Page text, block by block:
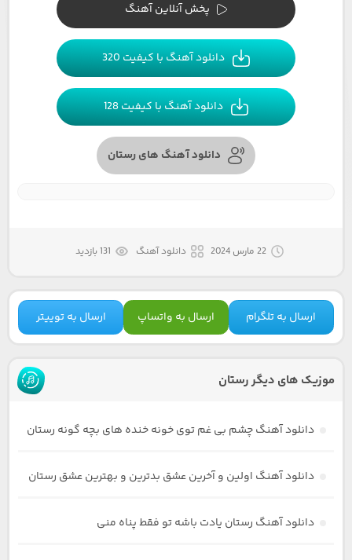
پخش آنلاین آهنگ
دانلود آهنگ با کیفیت 320
دانلود آهنگ با کیفیت 128
دانلود آهنگ های رستان
22 مارس 2024 دانلود آهنگ 131 بازدید
ارسال به تلگرام ارسال به واتساپ ارسال به توییتر
موزیک های دیگر رستان
دانلود آهنگ چشم بی غم توی خونه خنده های بچه گونه رستان
دانلود آهنگ اولین و آخرین عشق بدترین و بهترین عشق رستان
دانلود آهنگ رستان یادت باشه تو فقط پناه منی